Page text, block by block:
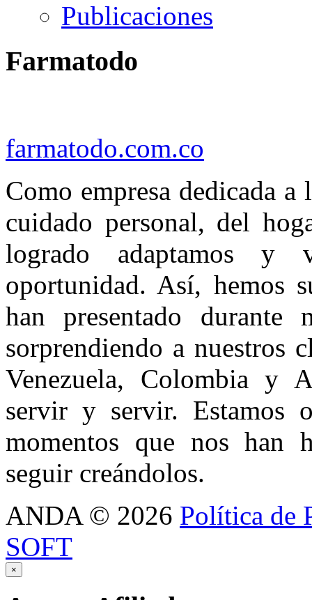
Publicaciones
Farmatodo
farmatodo.com.co
Como empresa dedicada
cuidado personal, del
logrado adaptamos y
oportunidad. Así, hemos
han presentado
sorprendiendo a nuestros
Venezuela, Colombia y
servir y servir. Estamos
momentos que nos han
seguir creándolos.
ANDA © 2026 Política de
SOFT
×